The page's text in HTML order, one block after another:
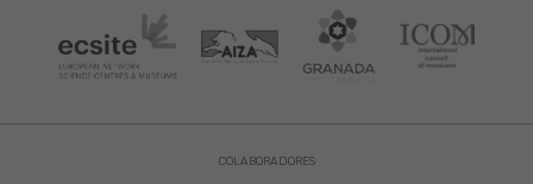
COLABORADORES